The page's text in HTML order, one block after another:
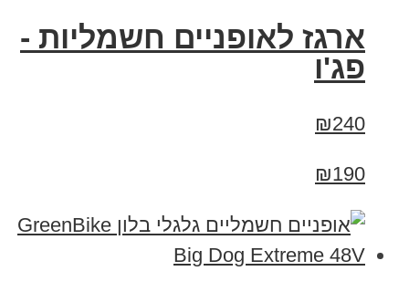
ארגז לאופניים חשמליות -
פג'ו
₪240
₪190